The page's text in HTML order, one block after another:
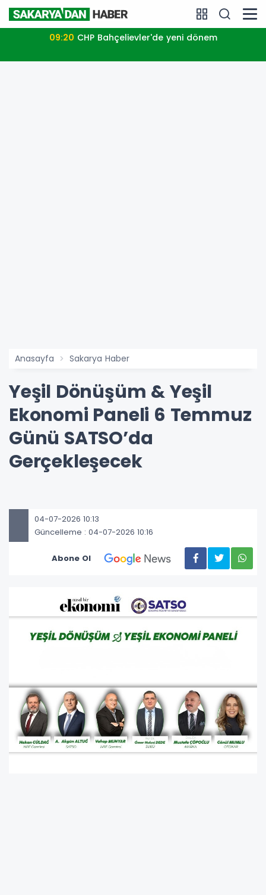
09:20 CHP Bahçelievler'de yeni dönem
Anasayfa Sakarya Haber
Yeşil Dönüşüm & Yeşil
Ekonomi Paneli 6 Temmuz
Günü SATSO’da
Gerçekleşecek
04-07-2026 10:13
Güncelleme : 04-07-2026 10:16
Abone Ol